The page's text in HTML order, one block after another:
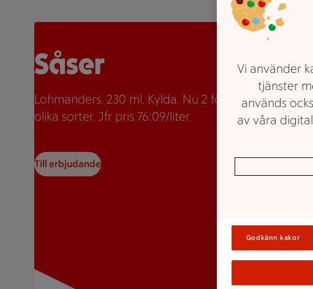
Två burkar Lohmanders sås med texten "2 för 35:-" som
Såser
Lohmanders. 230 ml. Kylda. Nu 2 för 35kr. Flera
olika sorter. Jfr pris 76:09/liter.
Till erbjudande
Vi använder
tjänster
används
av våra
Godkänn kakor